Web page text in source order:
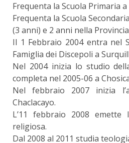
Frequenta la Scuola Primaria
Frequenta la Scuola
(3 anni) e 2 anni nella
Il 1 Febbraio 2004 entra nel
Famiglia dei Discepoli a
Nel 2004 inizia lo studio
completa nel 2005-06 a
Nel febbraio 2007 inizia
Chaclacayo.
L’11 febbraio 2008 emette
religiosa.
Dal 2008 al 2011 studia